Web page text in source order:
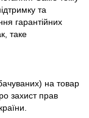
та
гарантійних
таке
на товар
захист прав